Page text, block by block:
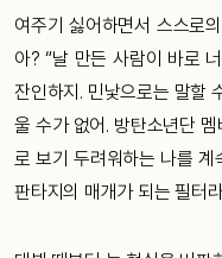
여주기 싫어하면서 스스로
아? “날 만든 사람이 바로
잔인하지. 민낯으로는 말할
울 수가 없어. 방탄소년단
로 보기 두려워하는 나를
판타지의 매개가 되는 필터